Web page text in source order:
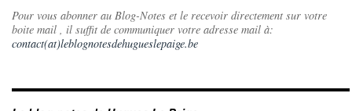
Pour vous abonner au Blog-Notes et le recevoir directement sur votre
boite mail , il suffit de communiquer votre adresse mail à:
contact(at)leblognotesdehugueslepaige.be